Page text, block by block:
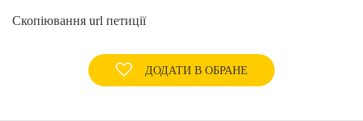
Скопіювання url петиції
ДОДАТИ В ОБРАНЕ